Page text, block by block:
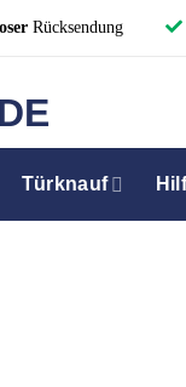
Rücksendung
Türknauf